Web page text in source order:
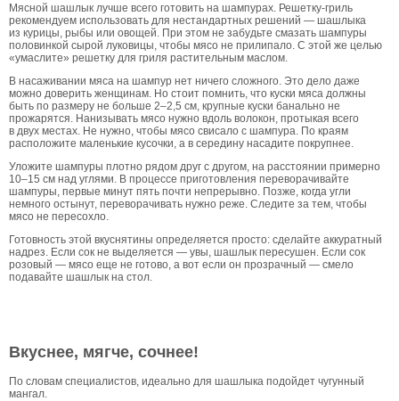
Мясной шашлык лучше всего готовить на шампурах. Решетку-гриль
рекомендуем использовать для нестандартных решений — шашлыка
из курицы, рыбы или овощей. При этом не забудьте смазать шампуры
половинкой сырой луковицы, чтобы мясо не прилипало. С этой же целью
«умаслите» решетку для гриля растительным маслом.
В насаживании мяса на шампур нет ничего сложного. Это дело даже
можно доверить женщинам. Но стоит помнить, что куски мяса должны
быть по размеру не больше 2–2,5 см, крупные куски банально не
прожарятся. Нанизывать мясо нужно вдоль волокон, протыкая всего
в двух местах. Не нужно, чтобы мясо свисало с шампура. По краям
расположите маленькие кусочки, а в середину насадите покрупнее.
Уложите шампуры плотно рядом друг с другом, на расстоянии примерно
10–15 см над углями. В процессе приготовления переворачивайте
шампуры, первые минут пять почти непрерывно. Позже, когда угли
немного остынут, переворачивать нужно реже. Следите за тем, чтобы
мясо не пересохло.
Готовность этой вкуснятины определяется просто: сделайте аккуратный
надрез. Если сок не выделяется — увы, шашлык пересушен. Если сок
розовый — мясо еще не готово, а вот если он прозрачный — смело
подавайте шашлык на стол.
Вкуснее, мягче, сочнее!
По словам специалистов, идеально для шашлыка подойдет чугунный
мангал.